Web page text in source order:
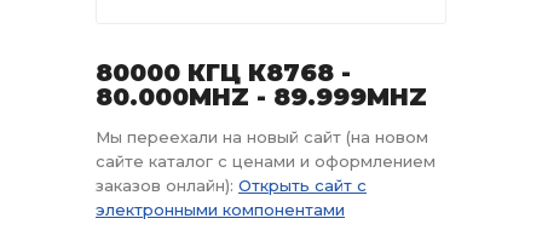
80000 КГЦ К8768 -
80.000MHZ - 89.999MHZ
Мы переехали на новый сайт (на новом
сайте каталог с ценами и оформлением
заказов онлайн): Открыть сайт с
электронными компонентами